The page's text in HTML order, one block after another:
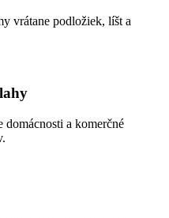
vrátane podložiek, líšt a
a komerčné